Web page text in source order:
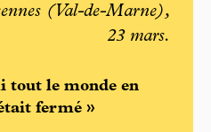
(Val-de-Marne),
23 mars.
tout le monde en
fermé »